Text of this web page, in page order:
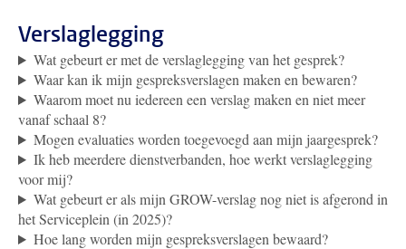
Verslaglegging
Wat gebeurt er met de verslaglegging van het gesprek?
Waar kan ik mijn gespreksverslagen maken en bewaren?
Waarom moet nu iedereen een verslag maken en niet meer
vanaf schaal 8?
Mogen evaluaties worden toegevoegd aan mijn jaargesprek?
Ik heb meerdere dienstverbanden, hoe werkt verslaglegging
voor mij?
Wat gebeurt er als mijn GROW-verslag nog niet is afgerond in
het Serviceplein (in 2025)?
Hoe lang worden mijn gespreksverslagen bewaard?